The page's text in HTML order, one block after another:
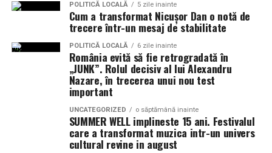
POLITICĂ LOCALĂ 5 zile inainte
Cum a transformat Nicușor Dan o notă de
trecere într-un mesaj de stabilitate
POLITICĂ LOCALĂ 6 zile inainte
România evită să fie retrogradată în
„JUNK”. Rolul decisiv al lui Alexandru
Nazare, în trecerea unui nou test
important
UNCATEGORIZED o săptămână inainte
SUMMER WELL implineste 15 ani. Festivalul
care a transformat muzica intr-un univers
cultural revine in august